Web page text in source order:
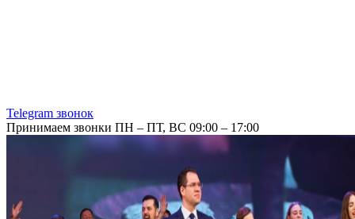
Telegram звонок
Принимаем звонки ПН – ПТ, ВС 09:00 – 17:00